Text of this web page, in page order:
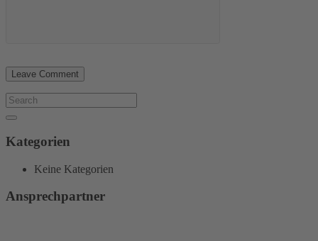
Kategorien
Keine Kategorien
Ansprechpartner